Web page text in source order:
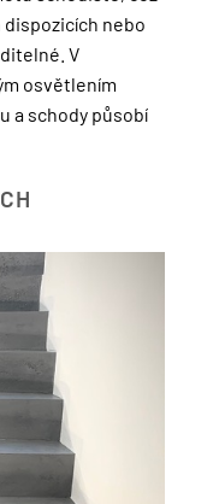
nebo
V
osvětlením
a schody působí